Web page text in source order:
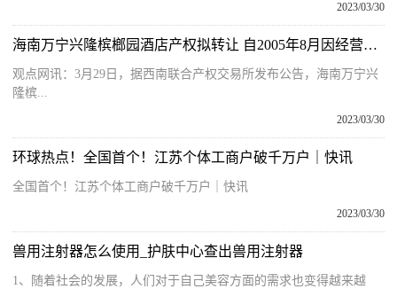
2023/03/30
海南万宁兴隆槟榔园酒店产权拟转让 自2005年8月因经营困难歇业至今
观点网讯：3月29日，据西南联合产权交易所发布公告，海南万宁兴
隆槟...
2023/03/30
环球热点！全国首个！江苏个体工商户破千万户｜快讯
全国首个！江苏个体工商户破千万户｜快讯
2023/03/30
兽用注射器怎么使用_护肤中心查出兽用注射器
1、随着社会的发展，人们对于自己美容方面的需求也变得越来越